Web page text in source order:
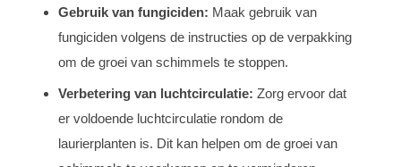
Gebruik van fungiciden: Maak gebruik van
fungiciden volgens de instructies op de verpakking
om de groei van schimmels te stoppen.
Verbetering van luchtcirculatie: Zorg ervoor dat
er voldoende luchtcirculatie rondom de
laurierplanten is. Dit kan helpen om de groei van